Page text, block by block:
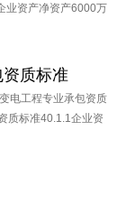
业资产净资产6000万
质标准
电工程专业承包资质
质标准40.1.1企业资